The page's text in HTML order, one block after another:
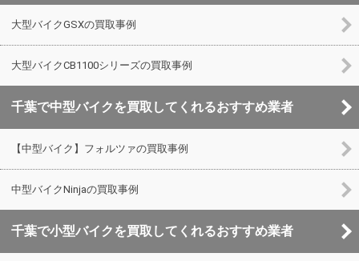
大型バイクGSXの買取事例
大型バイクCB1100シリーズの買取事例
千葉で中型バイクを買取してくれるおすすめ業者
【中型バイク】フォルツァの買取事例
中型バイクNinjaの買取事例
千葉で小型バイクを買取してくれるおすすめ業者